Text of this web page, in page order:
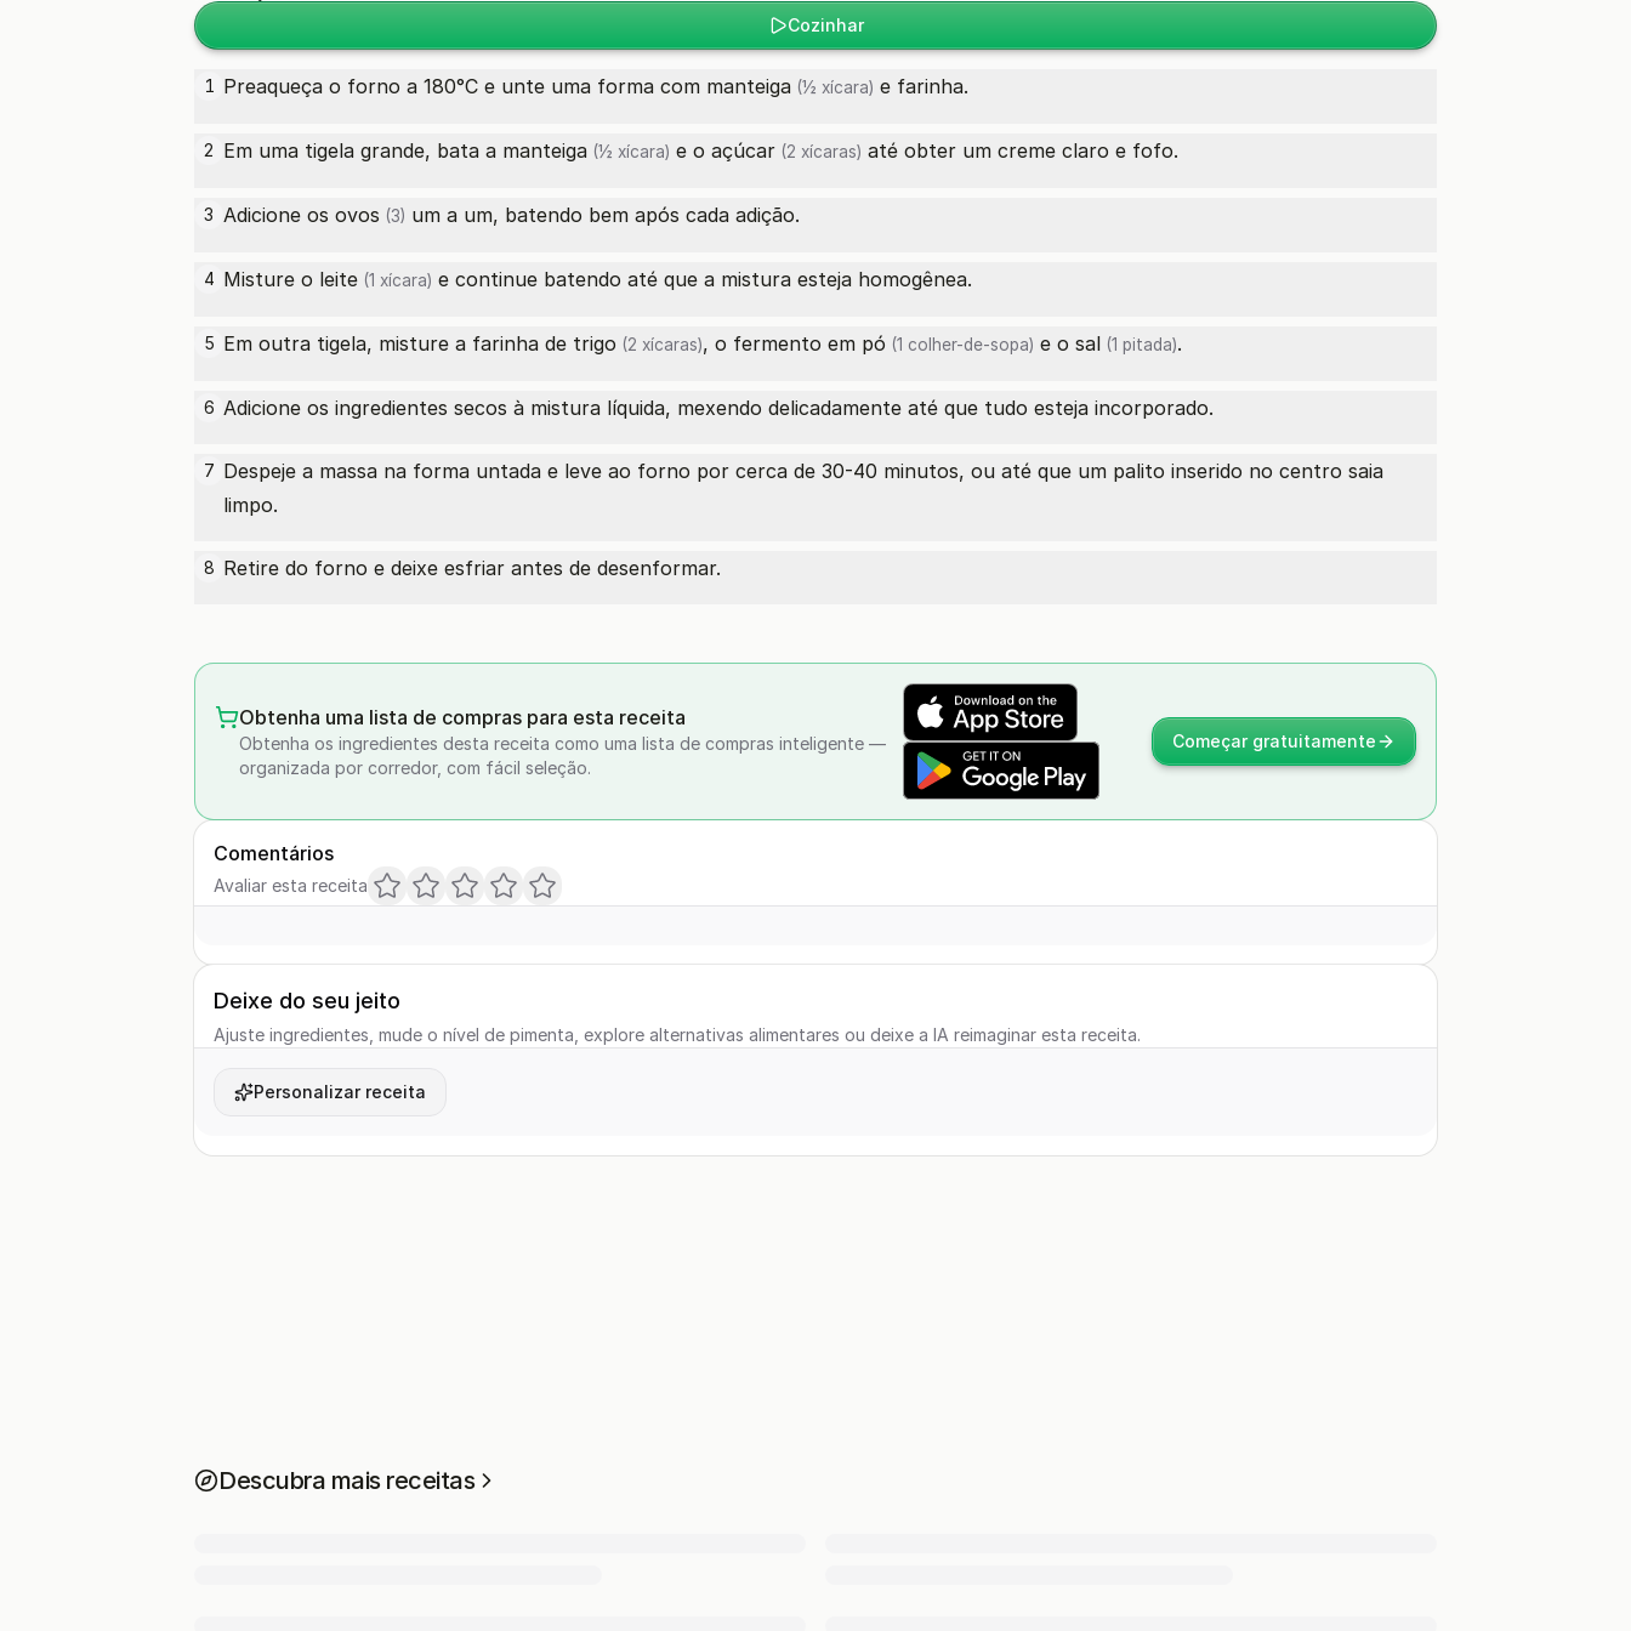
Cozinhar
1 Preaqueça o forno a 180°C e unte uma forma com manteiga (½ xícara) e farinha.
2 Em uma tigela grande, bata a manteiga (½ xícara) e o açúcar (2 xícaras) até obter um creme claro e fofo.
3 Adicione os ovos (3) um a um, batendo bem após cada adição.
4 Misture o leite (1 xícara) e continue batendo até que a mistura esteja homogênea.
5 Em outra tigela, misture a farinha de trigo (2 xícaras), o fermento em pó (1 colher-de-sopa) e o sal (1 pitada).
6 Adicione os ingredientes secos à mistura líquida, mexendo delicadamente até que tudo esteja incorporado.
7 Despeje a massa na forma untada e leve ao forno por cerca de 30-40 minutos, ou até que um palito inserido no centro saia
limpo.
8 Retire do forno e deixe esfriar antes de desenformar.
Obtenha uma lista de compras para esta receita
Obtenha os ingredientes desta receita como uma lista de compras inteligente —
organizada por corredor, com fácil seleção.
Começar gratuitamente
Comentários
Avaliar esta receita
Deixe do seu jeito
Ajuste ingredientes, mude o nível de pimenta, explore alternativas alimentares ou deixe a IA reimaginar esta receita.
Personalizar receita
Descubra mais receitas